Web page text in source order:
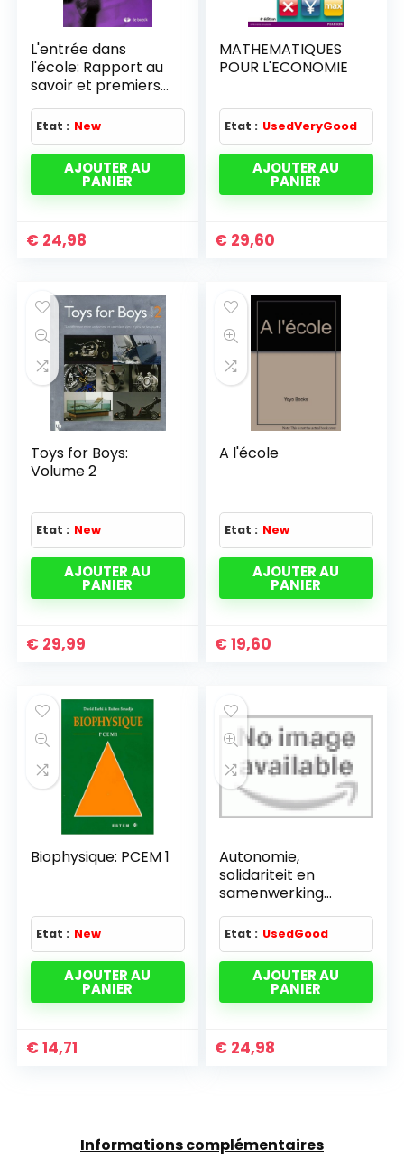
L'entrée dans
l'école: Rapport au
savoir et premiers
apprentissages
(2007)
Etat : New
AJOUTER AU
PANIER
€ 24,98
MATHEMATIQUES
POUR L'ECONOMIE
Etat : UsedVeryGood
AJOUTER AU
PANIER
€ 29,60
Toys for Boys:
Volume 2
Etat : New
AJOUTER AU
PANIER
€ 29,99
A l'école
Etat : New
AJOUTER AU
PANIER
€ 19,60
Biophysique: PCEM 1
Etat : New
AJOUTER AU
PANIER
€ 14,71
Autonomie,
solidariteit en
samenwerking
colloque 6-7/11/00
reg. brux. cap.
Etat : UsedGood
AJOUTER AU
PANIER
€ 24,98
Informations complémentaires